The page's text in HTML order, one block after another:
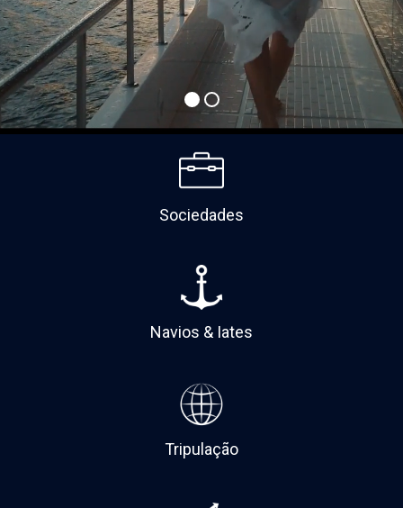
Sociedades
Navios & Iates
Tripulação